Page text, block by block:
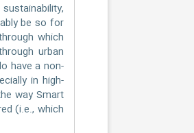
be so for
which
urban
have a non-
in high-
way Smart
(i.e., which